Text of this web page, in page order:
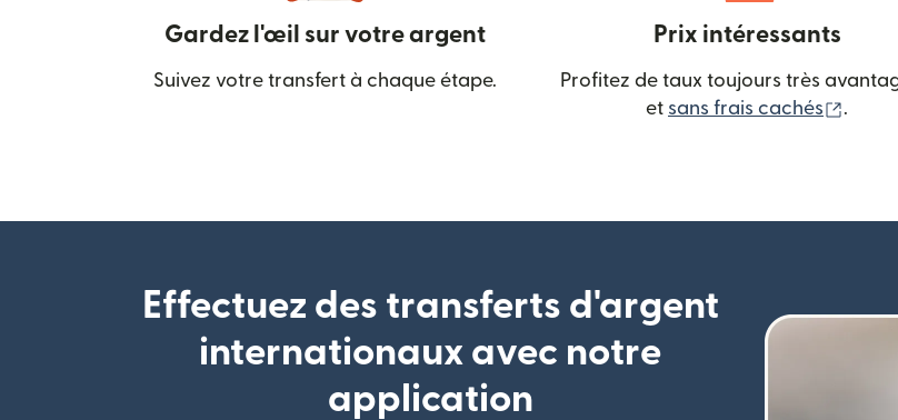
Gardez l'œil sur votre argent
Suivez votre transfert à chaque étape.
Prix intéressants
Profitez de taux toujours très
et sans frais cachés .
Effectuez des transferts d'argent
internationaux avec notre
application